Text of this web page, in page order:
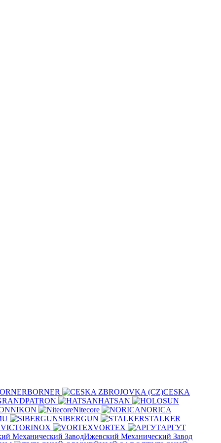
BORNER
CESKA
HATSAN
NIKON Nitecore
NORICA
SIBERGUN
STALKER
VICTORINOX VORTEX
АРГУТ
Ижевский Механический Завод